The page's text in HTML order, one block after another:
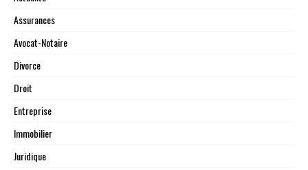
Assurances
Avocat-Notaire
Divorce
Droit
Entreprise
Immobilier
Juridique